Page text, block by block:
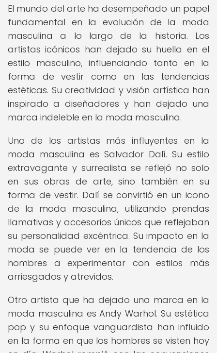
El mundo del arte ha desempeñado un papel
fundamental en la evolución de la moda
masculina a lo largo de la historia. Los
artistas icónicos han dejado su huella en el
estilo masculino, influenciando tanto en la
forma de vestir como en las tendencias
estéticas. Su creatividad y visión artística han
inspirado a diseñadores y han dejado una
marca indeleble en la moda masculina.
Uno de los artistas más influyentes en la
moda masculina es Salvador Dalí. Su estilo
extravagante y surrealista se reflejó no solo
en sus obras de arte, sino también en su
forma de vestir. Dalí se convirtió en un icono
de la moda masculina, utilizando prendas
llamativas y accesorios únicos que reflejaban
su personalidad excéntrica. Su impacto en la
moda se puede ver en la tendencia de los
hombres a experimentar con estilos más
arriesgados y atrevidos.
Otro artista que ha dejado una marca en la
moda masculina es Andy Warhol. Su estética
pop y su enfoque vanguardista han influido
en la forma en que los hombres se visten hoy